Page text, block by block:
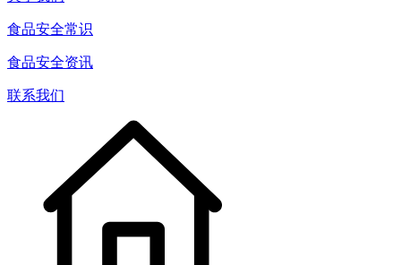
食品安全常识
食品安全资讯
联系我们